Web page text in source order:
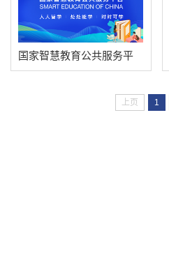
国家智慧教育公共服务平
上页 1